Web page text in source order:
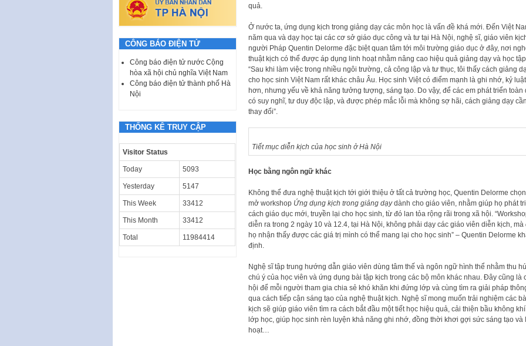
quả.
Ở nước ta, ứng dụng kịch trong giảng dạy các môn học là vấn đề khá mới. Đến Việt
năm qua và dạy học tại các cơ sở giáo dục công và tư tại Hà Nội, nghệ sĩ, giáo viên
người Pháp Quentin Delorme đặc biệt quan tâm tới môi trường giáo dục ở đây, nơi
thuật kịch có thể được áp dụng linh hoạt nhằm nâng cao hiệu quả giảng dạy và học
“Sau khi làm việc trong nhiều ngôi trường, cả công lập và tư thục, tôi thấy cách giảng
cho học sinh Việt Nam rất khác châu Âu. Học sinh Việt có điểm mạnh là ghi nhớ, kỷ
hơn, nhưng yếu về khả năng tưởng tượng, sáng tạo. Do vậy, để các em phát triển toàn
có suy nghĩ, tư duy độc lập, và được phép mắc lỗi mà không sợ hãi, cách giảng dạy cần
thay đổi”.
Tiết mục diễn kịch của học sinh ở Hà Nội
Học bằng ngôn ngữ khác
Không thể đưa nghệ thuật kịch tới giới thiệu ở tất cả trường học, Quentin Delorme
mở workshop Ứng dụng kịch trong giảng dạydành cho giáo viên, nhằm giúp họ phát
cách giáo dục mới, truyền lại cho học sinh, từ đó lan tỏa rộng rãi trong xã hội.
diễn ra trong 2 ngày 10 và 12.4, tại Hà Nội, không phải dạy các giáo viên diễn kịch, mà
họ nhận thấy được các giá trị mình có thể mang lại cho học sinh” – Quentin Delorme
định.
Nghệ sĩ tập trung hướng dẫn giáo viên dùng tâm thế và ngôn ngữ hình thể nhằm thu
chú ý của học viên và ứng dụng bài tập kịch trong các bộ môn khác nhau. Đây cũng là
hội để mỗi người tham gia chia sẻ khó khăn khi đứng lớp và cùng tìm ra giải pháp
qua cách tiếp cận sáng tạo của nghệ thuật kịch. Nghệ sĩ mong muốn trải nghiệm các
kịch sẽ giúp giáo viên tìm ra cách bắt đầu một tiết học hiệu quả, cải thiện bầu không
lớp học, giúp học sinh rèn luyện khả năng ghi nhớ, đồng thời khơi gợi sức sáng tạo và
hoạt…
CÔNG BÁO ĐIỆN TỬ
Công báo điện tử nước Cộng
hòa xã hội chủ nghĩa Việt Nam
Công báo điện tử thành phố Hà
Nội
THỐNG KÊ TRUY CẬP
Visitor Status
Today 5093
Yesterday 5147
This Week 33412
This Month 33412
Total 11984414